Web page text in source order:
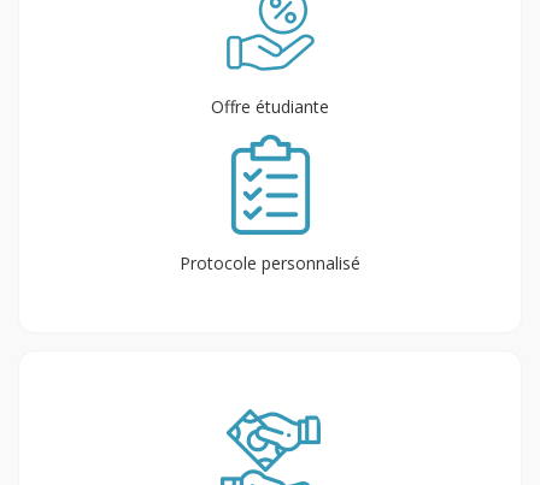
Offre étudiante
Protocole personnalisé